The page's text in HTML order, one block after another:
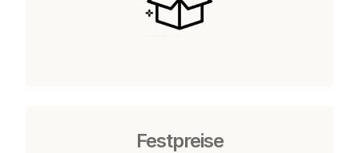
Festpreise